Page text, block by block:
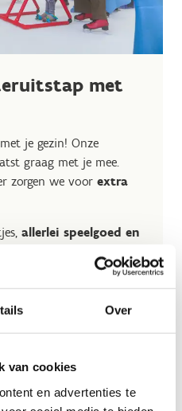
Over
van cookies
en advertenties te
met
je gezin! Onze
graag met je mee.
zorgen we voor extra
allerlei speelgoed en
zonder extra kosten!
ticket
het